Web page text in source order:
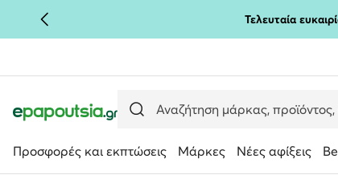
ΜΕΤΆΒΑΣΗ ΣΤΟ ΚΎΡΙΟ ΠΕΡΙΕΧΌΜΕΝΟΤελευταία
Προσφορές και εκπτώσεις Μάρκες Νέες αφίξεις